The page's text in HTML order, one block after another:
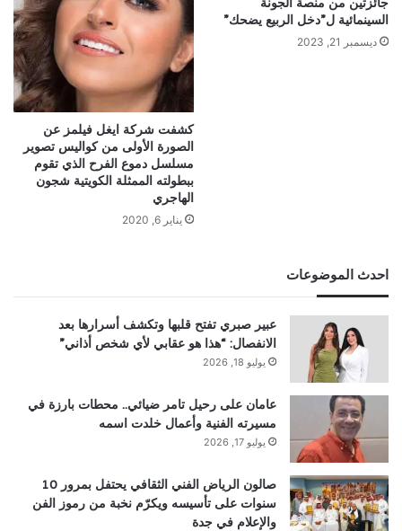
السينمائية ل”دخل الربيع يضحك”
ديسمبر 21, 2023
كشفت شركة ايغل فيلمز عن
الصورة الأولى من كواليس تصوير
مسلسل دموع الفرح الذي تقوم
ببطولته الممثلة الكويتية شجون
الهاجري
يناير 6, 2020
احدث الموضوعات
عبير صبري تفتح قلبها وتكشف أسرارها بعد
الانفصال: “هذا هو عقابي لأي شخص أذاني”
يوليو 18, 2026
عامان على رحيل تامر ضيائي.. محطات بارزة في
مسيرته الفنية وأعمال خلدت اسمه
يوليو 17, 2026
صالون الرياض الفني الثقافي يحتفل بمرور 10
سنوات على تأسيسه ويكرّم نخبة من رموز الفن
والإعلام في جدة